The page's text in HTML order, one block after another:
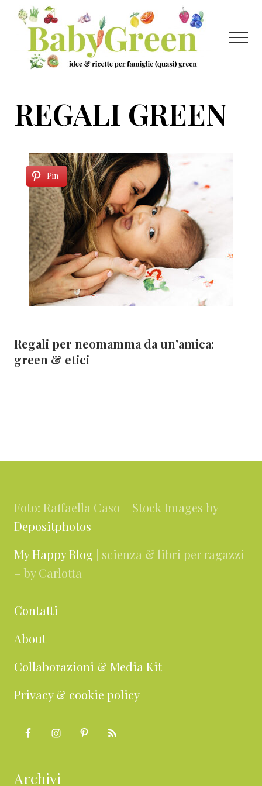
Menu
Passa
contenuto
principale
Passa
ricette
famiglie
(quasi)
green
Menu
REGALI GREEN
Pin
Regali per neomamma da un’amica:
green & etici
Foto: Raffaella Caso + Stock Images by
Depositphotos
My Happy Blog | scienza & libri per ragazzi
– by Carlotta
Contatti
About
Collaborazioni & Media Kit
Privacy & cookie policy
Archivi